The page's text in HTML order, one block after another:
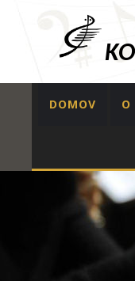
DOMOV O